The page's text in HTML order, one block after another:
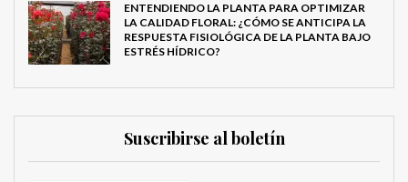
ENTENDIENDO LA PLANTA PARA OPTIMIZAR
LA CALIDAD FLORAL: ¿CÓMO SE ANTICIPA LA
RESPUESTA FISIOLÓGICA DE LA PLANTA BAJO
ESTRÉS HÍDRICO?
Suscribirse al boletín